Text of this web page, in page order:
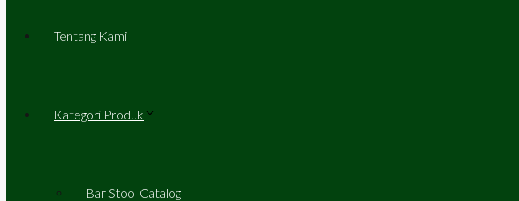
Tentang Kami
Kategori Produk
Bar Stool Catalog